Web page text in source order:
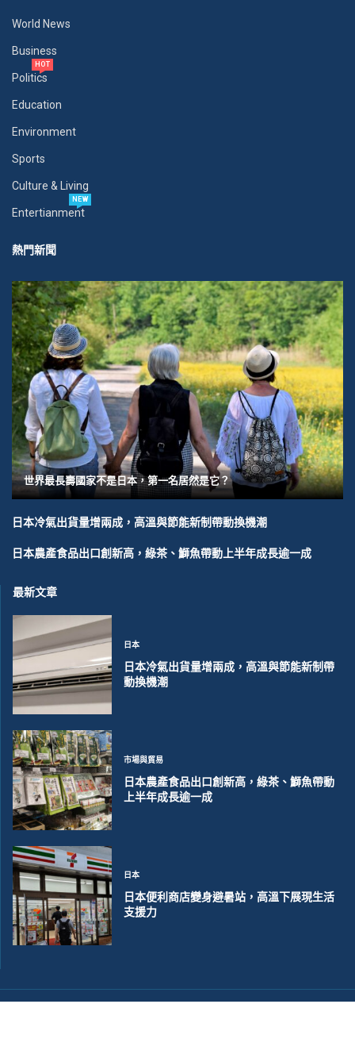
World News
Business
Politics
HOT
Education
Environment
Sports
Culture & Living
Entertianment
NEW
熱門新聞
世界最長壽國家不是日本，第一名居然是它？
日本冷氣出貨量增兩成，高溫與節能新制帶動換機潮
日本農產食品出口創新高，綠茶、鰤魚帶動上半年成長逾一成
最新文章
日本
日本冷氣出貨量增兩成，高溫與節能新制帶
動換機潮
市場與貿易
日本農產食品出口創新高，綠茶、鰤魚帶動
上半年成長逾一成
日本
日本便利商店變身避暑站，高溫下展現生活
支援力